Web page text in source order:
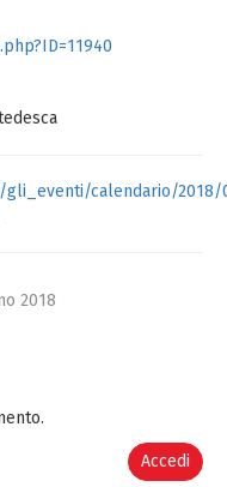
calendario/2018/
2018
Accedi